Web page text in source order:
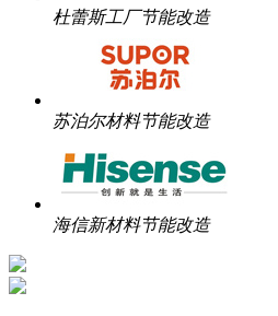
杜蕾斯工厂节能改造
苏泊尔材料节能改造
海信新材料节能改造